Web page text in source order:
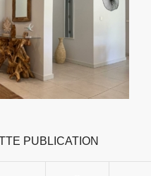
PUBLICATION